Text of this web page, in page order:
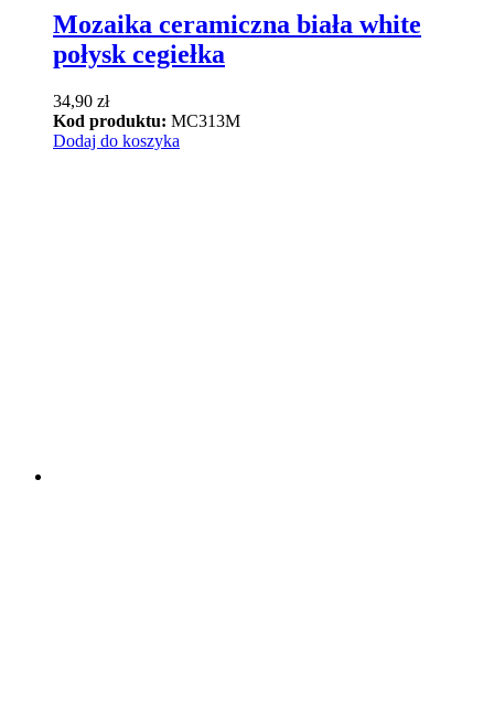
Mozaika ceramiczna biała white
połysk cegiełka
34,90 zł
Kod produktu: MC313M
Dodaj do koszyka